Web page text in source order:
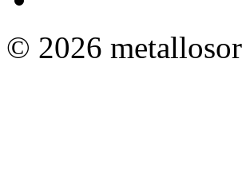
© 2026